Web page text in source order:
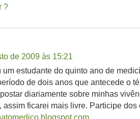
de 2009 às 15:21
um estudante do quinto ano de
de dois anos que antecede o
diariamente sobre minhas
assim ficarei mais livre. Participe dos